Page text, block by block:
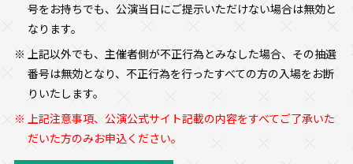
号をお持ちでも、公演当日にご提示いただけない場合は無効と
なります。
上記以外でも、主催者側が不正行為とみなした場合、その抽選
番号は無効となり、不正行為を行ったすべての方の入場をお断
りいたします。
上記注意事項、公演公式サイト記載の内容をすべてご了承いた
だいた方のみお申込ください。